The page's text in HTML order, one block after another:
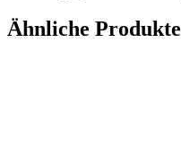
Ähnliche Produkte